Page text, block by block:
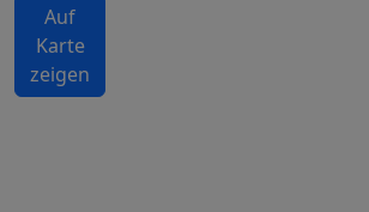
Auf
Karte
zeigen